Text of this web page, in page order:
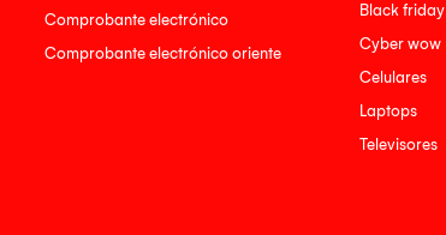
Comprobante electrónico
Comprobante electrónico oriente
Black friday
Cyber wow
Celulares
Laptops
Televisores